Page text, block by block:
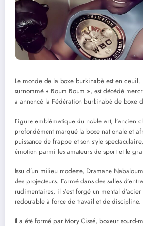
Le monde de la boxe burkinabè est en deuil.
surnommé « Boum Boum », est décédé
a annoncé la Fédération burkinabè de boxe
Figure emblématique du noble art, l’ancien
profondément marqué la boxe nationale et
puissance de frappe et son style
émotion parmi les amateurs de sport et le
Issu d’un milieu modeste, Dramane
des projecteurs. Formé dans des salles
rudimentaires, il s’est forgé un mental
redoutable à force de travail et de discipline.
Il a été formé par Mory Cissé, boxeur sourd-